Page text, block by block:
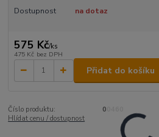
Dostupnost na dotaz
575 Kč/ks
475 Kč bez DPH
Přidat do košíku
Číslo produktu:
00460
Hlídat cenu / dostupnost